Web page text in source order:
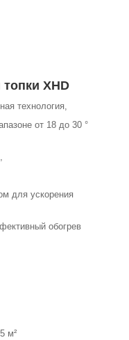
XHD
технология,
от 18 до 30 °
для ускорения
обогрев
м²